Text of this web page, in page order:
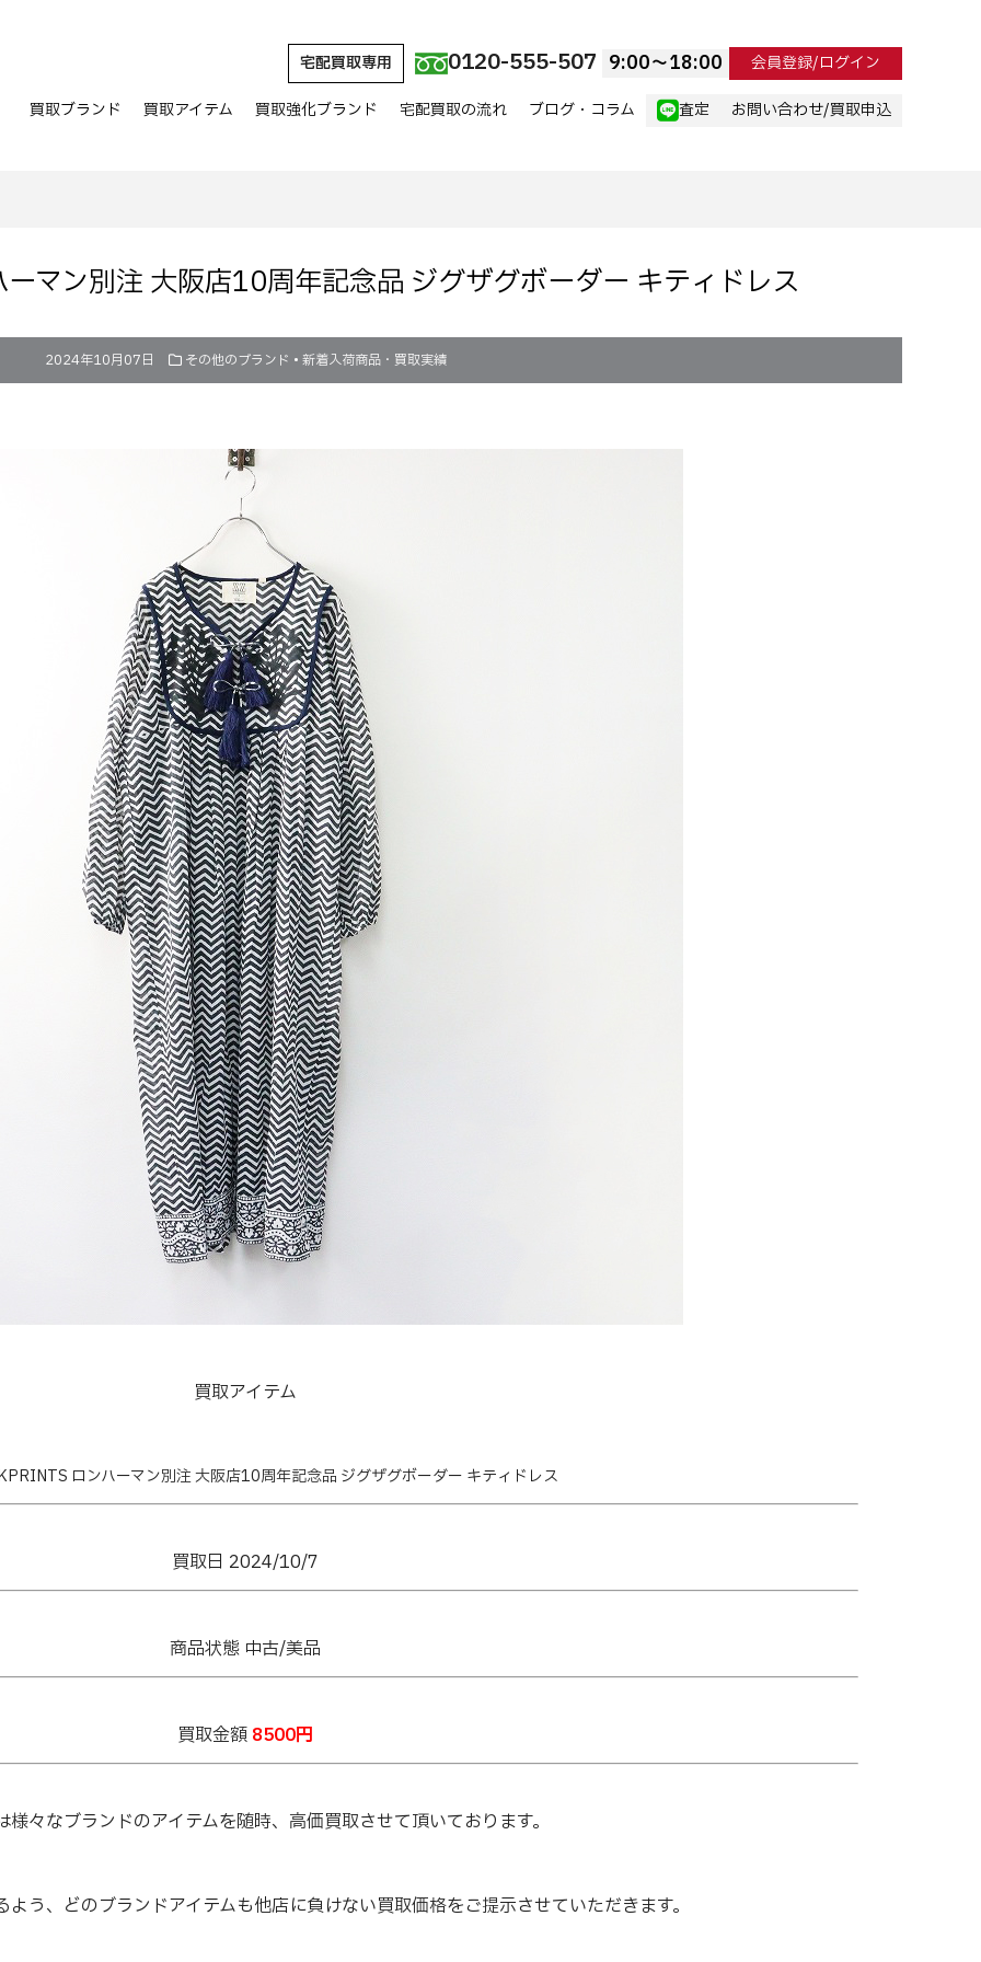
宅配買取専用 0120-555-507 9:00〜18:00 会員登録/ログイン
買取ブランド 買取アイテム 買取強化ブランド 宅配買取の流れ ブログ・コラム 査定 お問い合わせ/買取申込
マン別注 大阪店10周年記念品 ジグザグボーダー キティドレス
2024年10月07日 その他のブランド • 新着入荷商品・買取実績
買取アイテム
ロンハーマン別注 大阪店10周年記念品 ジグザグボーダー キティドレス
買取日 2024/10/7
商品状態 中古/美品
買取金額 8500円
様々なブランドのアイテムを随時、高価買取させて頂いております。
う、どのブランドアイテムも他店に負けない買取価格をご提示させていただきます。